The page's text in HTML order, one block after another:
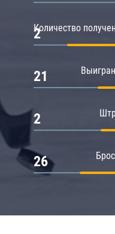
Количество
2
21
2
26